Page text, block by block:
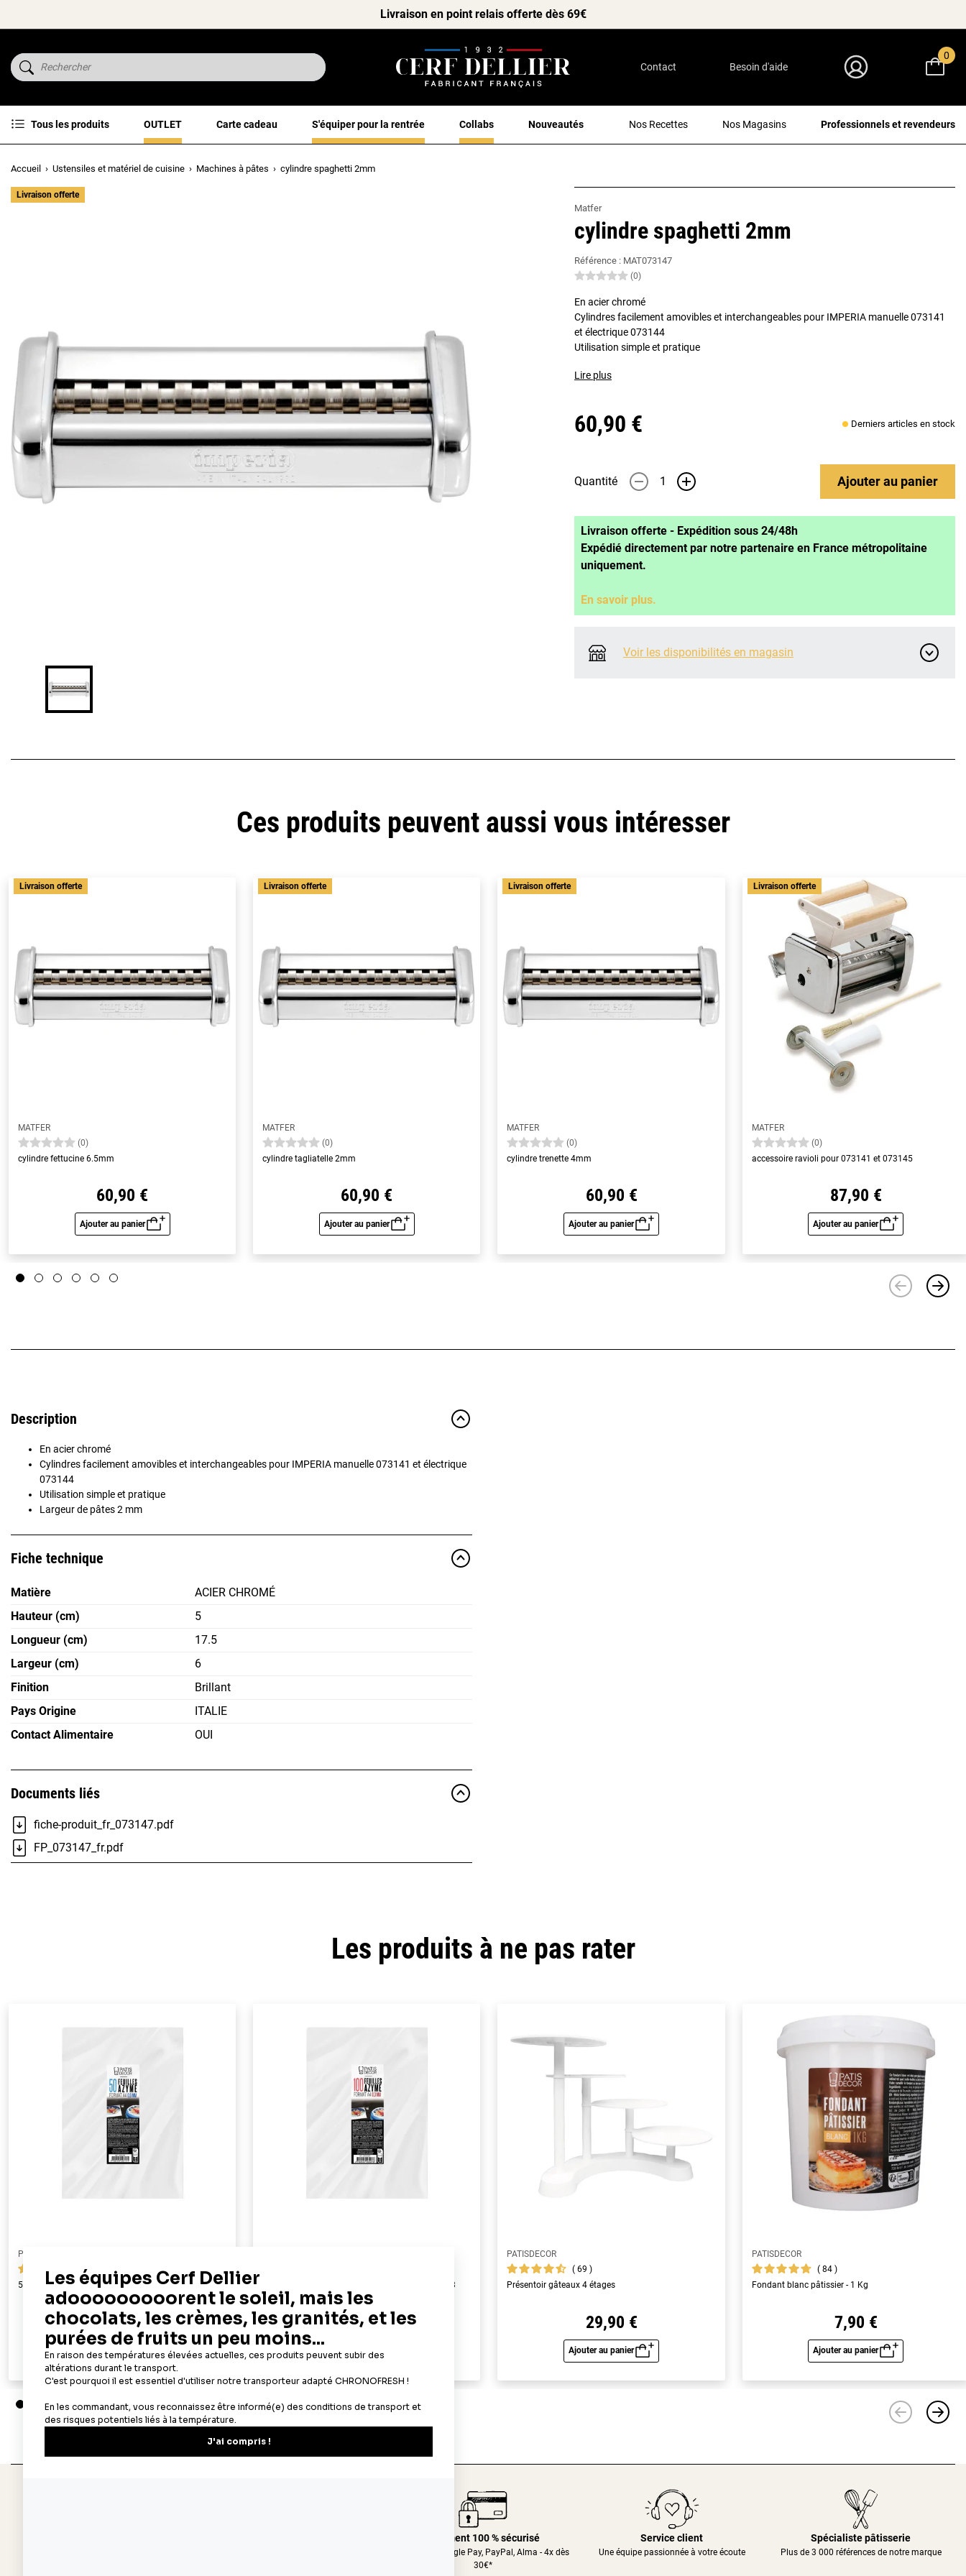
Livraison en point relais offerte dès 69€
Contact Besoin d'aide
0
Tous les produits OUTLET Carte cadeau S'équiper pour la rentrée Collabs Nouveautés Nos Recettes Nos Magasins Professionnels et revendeurs
Accueil Ustensiles et matériel de cuisine Machines à pâtes cylindre spaghetti 2mm
Matfer
cylindre spaghetti 2mm
Référence : MAT073147
(0)
En acier chromé
Cylindres facilement amovibles et interchangeables pour IMPERIA manuelle 073141
et électrique 073144
Utilisation simple et pratique
Lire plus
60,90 € Derniers articles en stock
Quantité - + Ajouterau panier
Livraison offerte - Expédition sous 24/48h
Expédié directement par notre partenaire en France métropolitaine
uniquement.
En savoir plus.
Voir les disponibilités en magasin
Livraison offerte
Ces produits peuvent aussi vous intéresser
MATFER
(0)
cylindre fettucine 6.5mm
60,90 €
Ajouter au panier
Aperçu rapide
Livraison offerte
MATFER
(0)
cylindre tagliatelle 2mm
60,90 €
Ajouter au panier
Aperçu rapide
Livraison offerte
MATFER
(0)
cylindre trenette 4mm
60,90 €
Ajouter au panier
Aperçu rapide
Livraison offerte
MATFER
(0)
accessoire ravioli pour 073141 et 073145
87,90 €
Ajouter au panier
Aperçu rapide
Livraison offerte
Description
En acier chromé
Cylindres facilement amovibles et interchangeables pour IMPERIA manuelle 073141 et électrique
073144
Utilisation simple et pratique
Largeur de pâtes 2 mm
Fiche technique
Matière
ACIER CHROMÉ
Hauteur (cm)
5
Longueur (cm)
17.5
Largeur (cm)
6
Finition
Brillant
Pays Origine
ITALIE
Contact Alimentaire
OUI
Documents liés
fiche-produit_fr_073147.pdf
FP_073147_fr.pdf
Les produits à ne pas rater
PATISDECOR
50 feuilles azyme alimentaires A4 - épaisseur 0,6 mm
19,90 €
Ajouter au panier
Aperçu rapide
100 feuilles azyme alimentaires A4 - épaisseur 0,3
mm
22,90 €
Ajouter au panier
Aperçu rapide
PATISDECOR
69
Présentoir gâteaux 4 étages
29,90 €
Ajouter au panier
Aperçu rapide
PATISDECOR
84
Fondant blanc pâtissier - 1 Kg
7,90 €
Ajouter au panier
Aperçu rapide
Paiement 100 % sécurisé
CB, Apple&Google Pay, PayPal, Alma - 4x dès
30€*
Service client
Une équipe passionnée à votre écoute
Spécialiste pâtisserie
Plus de 3 000 références de notre marque